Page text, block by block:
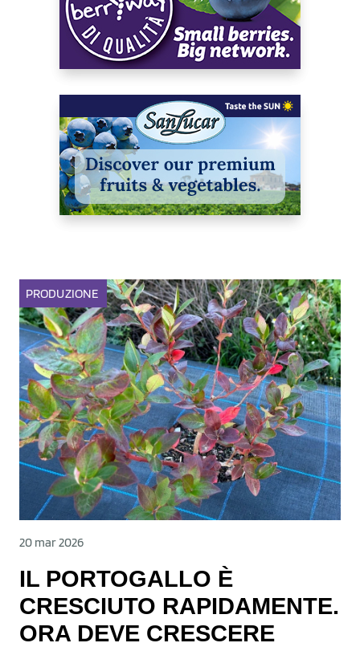
PRODUZIONE
20 mar 2026
IL PORTOGALLO È
CRESCIUTO RAPIDAMENTE.
ORA DEVE CRESCERE